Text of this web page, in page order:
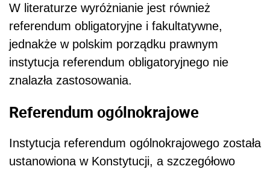
W literaturze wyróżnianie jest również
referendum obligatoryjne i fakultatywne,
jednakże w polskim porządku prawnym
instytucja referendum obligatoryjnego nie
znalazła zastosowania.
Referendum ogólnokrajowe
Instytucja referendum ogólnokrajowego została
ustanowiona w Konstytucji, a szczegółowo